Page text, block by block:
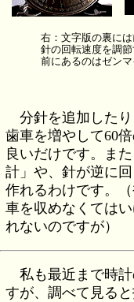
右：文字版の裏に
針の回転速度を調
前にあるのはゼンマ
分針を追加した
歯車を増やして60
良いだけです。ま
計」や、針が逆に
作れるわけです。
車を収めなくては
れないのですが）
私も最近まで時
すが、調べて見る